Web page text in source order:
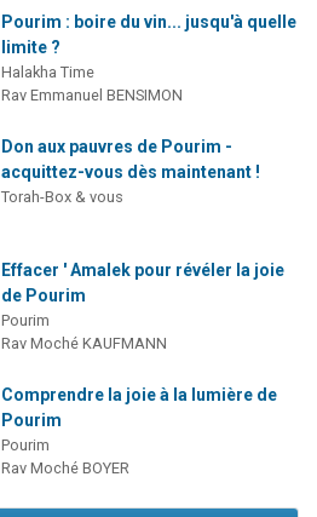
Pourim : boire du vin... jusqu'à quelle
limite ?
Halakha Time
Rav Emmanuel BENSIMON
Don aux pauvres de Pourim -
acquittez-vous dès maintenant !
Torah-Box & vous
Effacer ' Amalek pour révéler la joie
de Pourim
Pourim
Rav Moché KAUFMANN
Comprendre la joie à la lumière de
Pourim
Pourim
Rav Moché BOYER